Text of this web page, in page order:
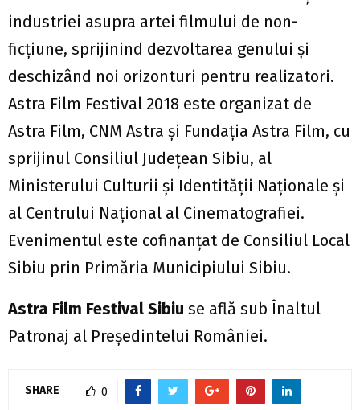
industriei asupra artei filmului de non-
ficțiune, sprijinind dezvoltarea genului și
deschizând noi orizonturi pentru realizatori.
Astra Film Festival 2018 este organizat de
Astra Film, CNM Astra și Fundația Astra Film, cu
sprijinul Consiliul Județean Sibiu, al
Ministerului Culturii și Identității Naționale și
al Centrului Național al Cinematografiei.
Evenimentul este cofinanțat de Consiliul Local
Sibiu prin Primăria Municipiului Sibiu.
Astra Film Festival Sibiu se află sub Înaltul
Patronaj al Președintelui României.
SHARE 0